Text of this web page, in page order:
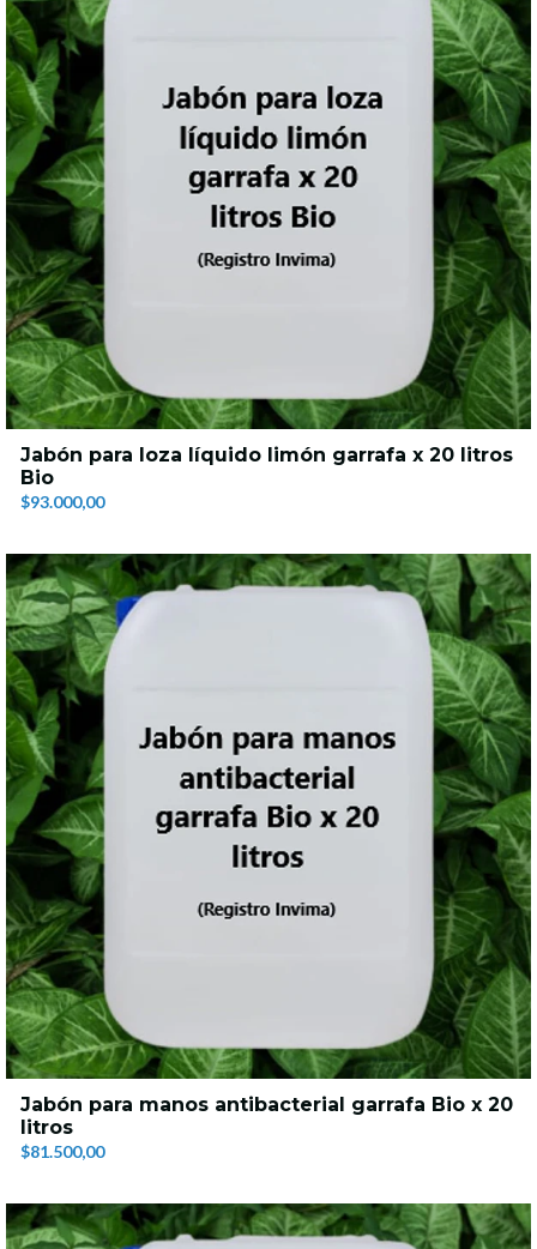
Jabón para loza líquido limón garrafa x 20 litros
Bio
$93.000,00
Jabón para manos antibacterial garrafa Bio x 20
litros
$81.500,00